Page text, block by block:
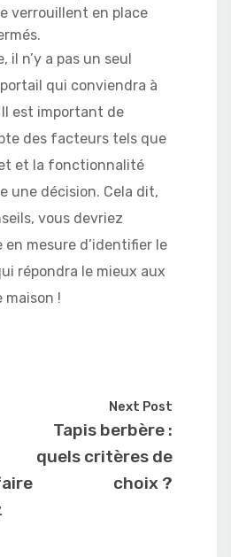
verrouillent en place
il n’y a pas un seul
qui conviendra à
est important de
des facteurs tels que
et la fonctionnalité
une décision. Cela dit,
vous devriez
mesure d’identifier le
répondra le mieux aux
maison !
Next Post
Tapis berbère :
quels critères de
choix ?